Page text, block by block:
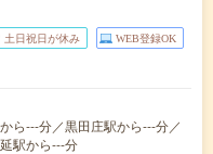
土日祝日が休み WEB登録OK
ら---分／黒田庄駅から---分／
駅から---分